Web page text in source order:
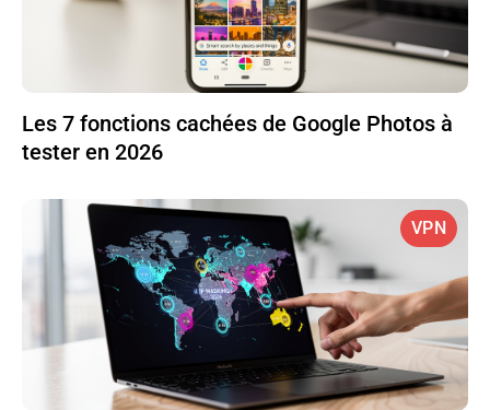
Les 7 fonctions cachées de Google Photos à
tester en 2026
VPN